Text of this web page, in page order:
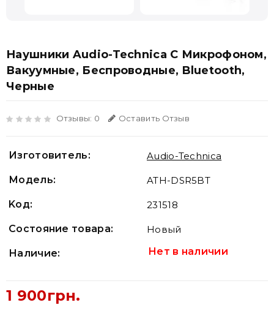
Наушники Audio-Technica С Микрофоном,
Вакуумные, Беспроводные, Bluetooth,
Черные
Отзывы: 0 Оставить Отзыв
Изготовитель: Audio-Technica
Модель: ATH-DSR5BT
Koд: 231518
Состояние товара: Новый
Наличие: Нет в наличии
1 900грн.